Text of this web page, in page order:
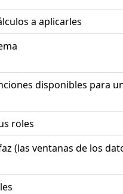
a aplicarles
disponibles para
roles
(las ventanas de los